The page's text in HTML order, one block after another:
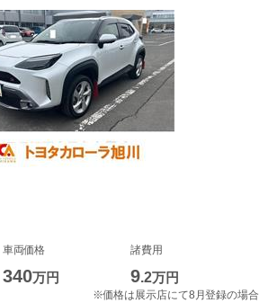
車両価格
340万円
諸費用
9.2万円
※価格は展示店にて8月登録の場合